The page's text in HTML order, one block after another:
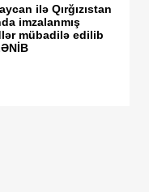
ilə Qırğızıstan
imzalanmış
mübadilə edilib